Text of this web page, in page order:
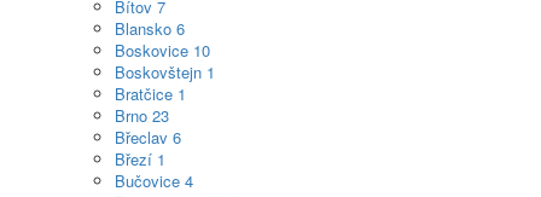
Bítov 7
Blansko 6
Boskovice 10
Boskovštejn 1
Bratčice 1
Brno 23
Břeclav 6
Březí 1
Bučovice 4